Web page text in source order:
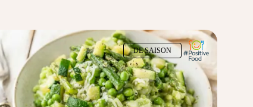
DE SAISON